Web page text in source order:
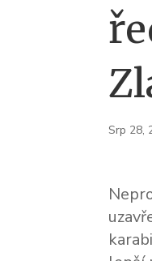
Srp 28,